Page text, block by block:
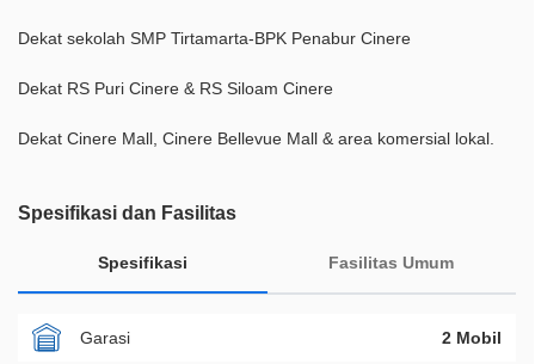
Dekat sekolah SMP Tirtamarta-BPK Penabur Cinere
Dekat RS Puri Cinere & RS Siloam Cinere
Dekat Cinere Mall, Cinere Bellevue Mall & area komersial lokal.
Spesifikasi dan Fasilitas
Spesifikasi Fasilitas Umum
Garasi 2 Mobil